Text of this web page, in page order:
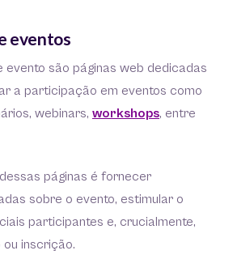
eventos
evento são páginas web dedicadas
a participação em eventos como
webinars, workshops, entre
páginas é fornecer
sobre o evento, estimular o
participantes e, crucialmente,
inscrição.